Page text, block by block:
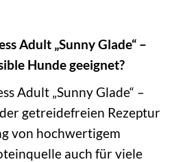
Adult „Sunny Glade“ –
Hunde geeignet?
Adult „Sunny Glade“ –
getreidefreien Rezeptur
von hochwertigem
auch für viele